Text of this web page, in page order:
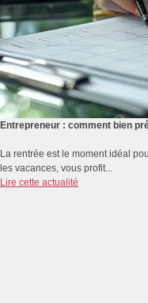
Entrepreneur : comment bien
La rentrée est le moment idéal
les vacances, vous profit...
Lire cette actualité